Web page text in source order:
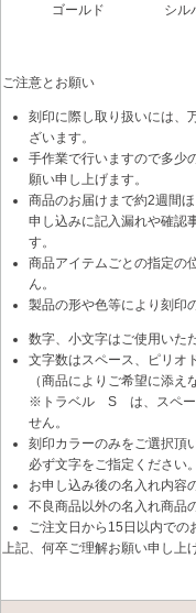
ゴールド シル
ご注意とお願い
刻印に際し取り扱いには、
ざいます。
手作業で行いますので多少
願い申し上げます。
商品のお届けまで約2週間ほ
申し込みに記入漏れや確認
す。
商品アイテムごとの指定の
ん。
製品の形や色等により刻印
数字、小文字はご使用いた
文字数はスペース、ピリオ
（商品によりご希望に添え
※トラベル S は、スペー
せん。
刻印カラーのみをご選択頂
必ず文字をご指定ください。
お申し込み後の名入れ内容
不良商品以外の名入れ商品
ご注文日から15日以内での
上記、何卒ご理解お願い申し上